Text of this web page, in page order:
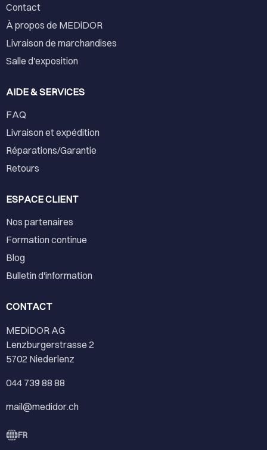
Contact
À propos de MEDiDOR
Livraison de marchandises
Salle d'exposition
AIDE & SERVICES
FAQ
Livraison et expédition
Réparations/Garantie
Retours
ESPACE CLIENT
Nos partenaires
Formation continue
Blog
Bulletin d'information
CONTACT
MEDiDOR AG
Lenzburgerstrasse 2
5702 Niederlenz
044 739 88 88
mail@medidor.ch
FR